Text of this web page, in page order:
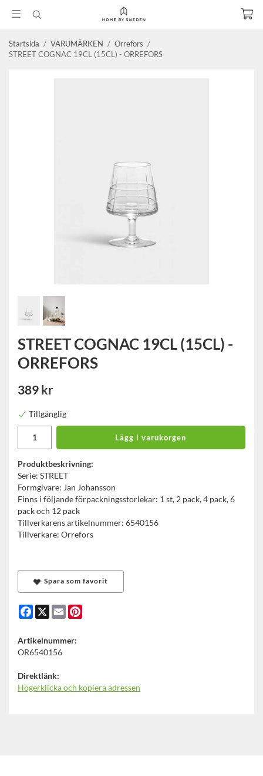
Startsida / VARUMÄRKEN / Orrefors /
STREET COGNAC 19CL (15CL) - ORREFORS
STREET COGNAC 19CL (15CL) -
ORREFORS
389 kr
Tillgänglig
Lägg i varukorgen
Produktbeskrivning:
Serie: STREET
Formgivare: Jan Johansson
Finns i följande förpackningsstorlekar: 1 st, 2 pack, 4 pack, 6
pack och 12 pack
Tillverkarens artikelnummer: 6540156
Tillverkare: Orrefors
Spara som favorit
Facebook
X Email
Artikelnummer:
OR6540156
Direktlänk:
Högerklicka och kopiera adressen